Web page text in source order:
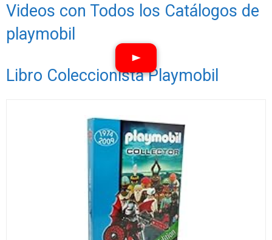
Videos con Todos los Catálogos de
playmobil
Libro Coleccionista Playmobil